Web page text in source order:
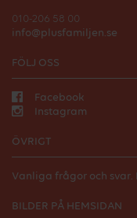
010-206 58 00
info@plusfamiljen.se
FÖLJ OSS
Facebook
Instagram
ÖVRIGT
Vanliga frågor och svar.
BILDER PÅ HEMSIDAN